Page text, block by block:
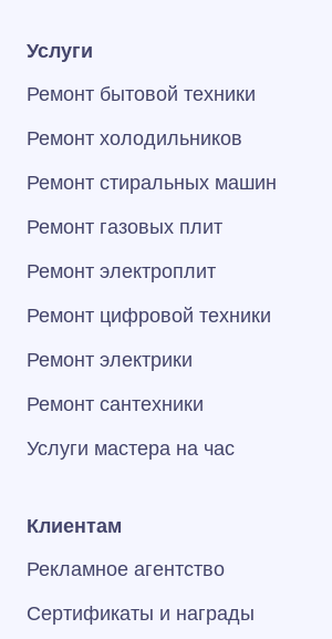
Услуги
Ремонт бытовой техники
Ремонт холодильников
Ремонт стиральных машин
Ремонт газовых плит
Ремонт электроплит
Ремонт цифровой техники
Ремонт электрики
Ремонт сантехники
Услуги мастера на час
Клиентам
Рекламное агентство
Сертификаты и награды